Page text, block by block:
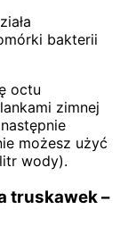
bakterii
octu
zimnej
możesz użyć
wody).
truskawek –